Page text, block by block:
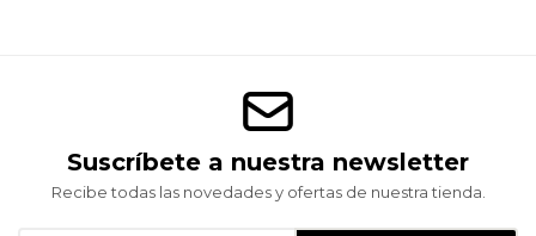
Suscríbete a nuestra newsletter
Recibe todas las novedades y ofertas de nuestra tienda.